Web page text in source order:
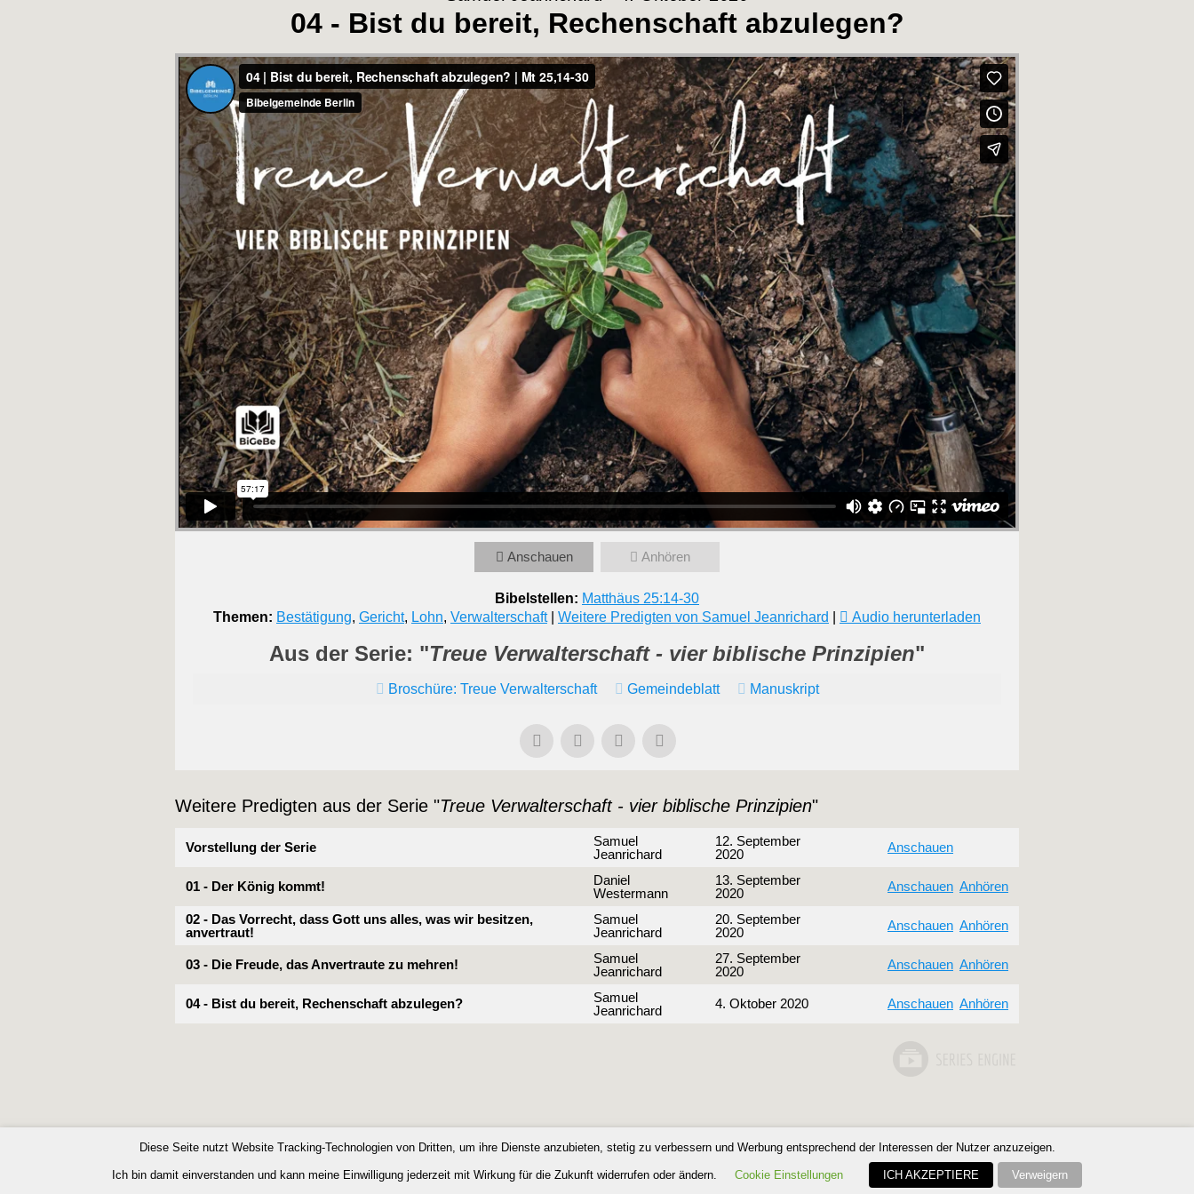
04 - Bist du bereit, Rechenschaft abzulegen?
Anschauen Anhören
Bibelstellen: Matthäus 25:14-30
Themen: Bestätigung, Gericht, Lohn, Verwalterschaft| Weitere Predigten von Samuel Jeanrichard Audio herunterladen
Aus der Serie: "Treue Verwalterschaft - vier biblische Prinzipien"
Broschüre: Treue Verwalterschaft Gemeindeblatt Manuskript
Weitere Predigten aus der Serie "Treue Verwalterschaft - vier biblische Prinzipien"
Vorstellung der Serie
Samuel
Jeanrichard
12. September
2020
Anschauen
01 - Der König kommt!
Daniel
Westermann
13. September
2020
Anschauen Anhören
02 - Das Vorrecht, dass Gott uns alles, was wir besitzen,
anvertraut!
Samuel
Jeanrichard
20. September
2020
Anschauen Anhören
03 - Die Freude, das Anvertraute zu mehren!
Samuel
Jeanrichard
27. September
2020
Anschauen Anhören
04 - Bist du bereit, Rechenschaft abzulegen?
Samuel
Jeanrichard
4. Oktober 2020 Anschauen Anhören
Inspiro ThemevonWPZOOM
Diese Seite nutzt Website Tracking-Technologien von Dritten, um ihre Dienste anzubieten, stetig zu verbessern und Werbung entsprechend der Interessen der Nutzer anzuzeigen.
Ich bin damit einverstanden und kann meine Einwilligung jederzeit mit Wirkung für die Zukunft widerrufen oder ändern. Cookie Einstellungen ICH AKZEPTIERE Verweigern